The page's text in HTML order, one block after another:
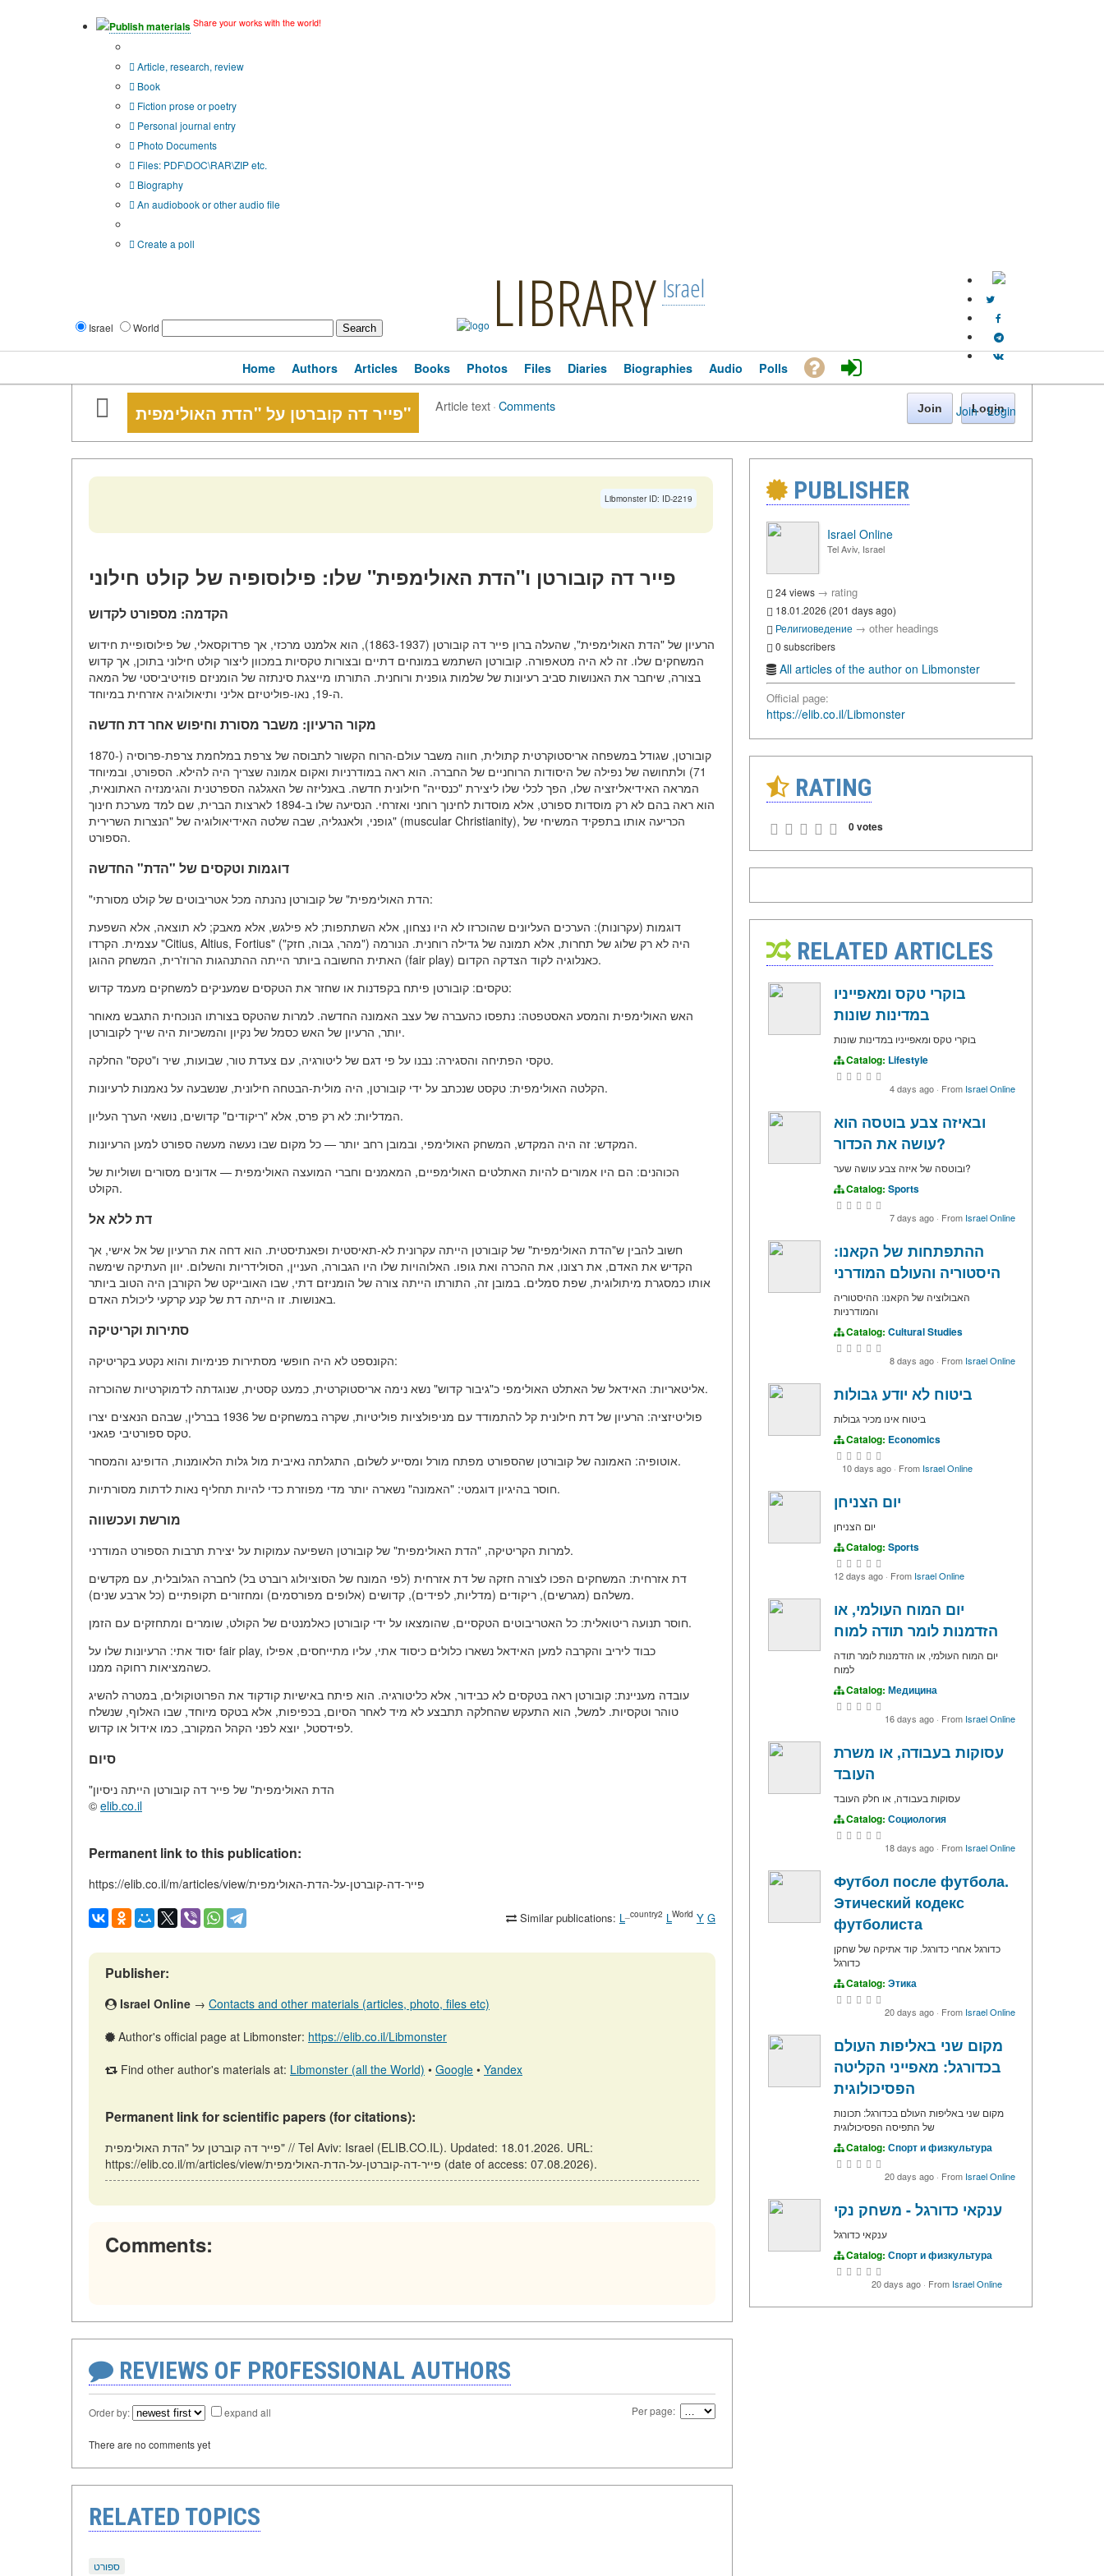
Publish materials Share your works with the world!
Article, research, review
Book
Fiction prose or poetry
Personal journal entry
Photo Documents
Files: PDF\DOC\RAR\ZIP etc.
Biography
An audiobook or other audio file
Create a poll
Israel World LIBRARY Israel
Join · Login
Home Authors Articles Books Photos Files Diaries Biographies Audio Polls
פייר דה קוברטן על "הדת האולימפית" Article text·Comments Join Login
Libmonster ID: ID-2219
פייר דה קובורטן ו"הדת האולימפית" שלו: פילוסופיה של קולט חילוני
הקדמה: מספורט לקדוש
הרעיון של "הדת האולימפית", שהעלה ברון פייר דה קובורטן (1863-1937), הוא אלמנט מרכזי, אך פרדוקסאלי, של פילוסופיית חידוש
המשחקים שלו. זה לא היה מטאפורה. קובורטן השתמש במונחים דתיים ובצורות טקסיות במכוון ליצור קולט חילוני בתוכן, אך קדוש
בצורה, שיחבר את האנושות סביב רעיונות של שלמות גופנית ורוחנית. התורתו מייצגת סינתזה של הומניזם פוזיטיביסטי של המאה
ה-19, נאו-פוליטיזם אליני ותיאולוגיה אזרחית במיוחד.
מקור הרעיון: משבר מסורת וחיפוש אחר דת חדשה
קובורטן, שגודל במשפחה אריסטוקרטית קתולית, חווה משבר עולם-הרוח הקשור לתבוסה של צרפת במלחמת צרפת-פרוסיה (1870-
71) ולתחושה של נפילה של היסודות הרוחניים של החברה. הוא ראה במודרניות ואקום אמונה שצריך היה להילא. הספורט, ובמיוחד
המראה האידיאליזציה שלו, הפך לכלי שלו ליצירת "כנסייה" חילונית חדשה. באנליזה של האגלגה הספרטנית והגימנזיה האתונאית,
הוא ראה בהם לא רק מוסדות ספורט, אלא מוסדות לחינוך רוחני ואזרחי. הנסיעה שלו ב-1894 לארצות הברית, שם למד מערכת חינוך
גופני, ולאנגליה, שבה שלטה האידיאולוגיה של "הנצרות השרירית" (muscular Christianity), הכריעה אותו בתפקיד המשיחי של
הספורט.
דוגמות וטקסים של "הדת" החדשה
"הדת האולימפית" של קובורטן נהנתה מכל אטריבוטים של קולט מסורתי:
דוגמות (עקרונות): הערכים העליונים שהוכרזו לא היו נצחון, אלא השתתפות; לא פילגש, אלא מאבק; לא תוצאה, אלא השפעת
עצמית. הקרדו "Citius, Altius, Fortius" ("מהר, גבוה, חזק") היה לא רק שלוג של תחרות, אלא תמונה של גדילה רוחנית. הנורמה
האתית החשובה ביותר הייתה ההתנהגות הרוז'רית, המשחק ההוגן (fair play) כאנלוגיה לקוד הצדקה הקדום.
טקסים: קובורטן פיתח בקפדנות או שחזר את הטקסים שמעניקים למשחקים מעמד קדוש:
האש האולימפית והמסע האסטפטה: נתפסו כהעברה של עצב האמונה החדשה. למרות שהטקס בצורתו הנוכחית התגבש מאוחר
יותר, הרעיון של האש כסמל של נקיון והמשכיות היה שייך לקובורטן.
טקסי הפתיחה והסגירה: נבנו על פי דגם של ליטורגיה, עם צעדת טור, שבועות, שיר ו"טקס" החלקה.
הקלטה האולימפית: טקסט שנכתב על ידי קובורטן, היה מולית-הבטחה חילונית, שנשבעה על נאמנות לרעיונות.
המדליות: לא רק פרס, אלא "ריקודים" קדושים, נושאי הערך העליון.
המקדש: זה היה המקדש, המשחק האולימפי, ובמובן רחב יותר — כל מקום שבו נעשה מעשה ספורט למען הרעיונות.
הכוהנים: הם היו אמורים להיות האתלטים האולימפיים, המאמנים וחברי המועצה האולימפית — אדונים מסורים ושוליות של
הקולט.
דת ללא אל
חשוב להבין ש"הדת האולימפית" של קובורטן הייתה עקרונית לא-תאיסטית ופאנתיסטית. הוא דחה את הרעיון של אל אישי, אך
הקדיש את האדם, את רצונו, את ההכרה ואת גופו. האלוהויות שלו היו הגבורה, העניין, הסולידריות והשלום. יוון העתיקה שימשה
אותו כמסגרת מיתולוגית, שפת סמלים. במובן זה, התורתו הייתה צורה של הומניזם דתי, שבו האובייקט של הקורבן היה הטוב ביותר
באנושות. זו הייתה דת של קנע קרקעי ליכולת האדם.
סתירות וקריטיקה
הקונספט לא היה חופשי מסתירות פנימיות והוא נקטע בקריטיקה:
אליטאריות: האידאל של האתלט האולימפי כ"גיבור קדוש" נשא נימה אריסטוקרטית, כמעט קסטית, שנוגדתה לדמוקרטיות שהוכרזה.
פוליטיזציה: הרעיון של דת חילונית קל להתמודד עם מניפולציות פוליטיות, שקרה במשחקים של 1936 בברלין, שבהם הנאצים יצרו
טקס ספורטיבי פגאני.
אוטופיה: האמונה של קובורטן שהספורט מפתח מורל ומסייע לשלום, התגלתה נאיבית מול גלות הלאומנות, הדופינג והמסחר.
חוסר בהיגיון דוגמטי: "האמונה" נשארה יותר מדי מפוזרת כדי להיות תחליף נאות לדתות מסורתיות.
מורשת ועכשווה
למרות הקריטיקה, "הדת האולימפית" של קובורטן השפיעה עמוקות על יצירת תרבות הספורט המודרני.
דת אזרחית: המשחקים הפכו לצורה חזקה של דת אזרחית (לפי המונח של הסוציולוג רוברט בל) לחברה הגלובלית, עם מקדשים
משלהם (מגרשים), ריקודים (מדליות, לפידים), קדושים (אלופים מפורסמים) ומחזורים תקופתיים (כל ארבע שנים).
חוסר תנועה ריטואלית: כל האטריבוטים הטקסיים, שהומצאו על ידי קובורטן כאלמנטים של הקולט, שומרים ומתחזקים עם הזמן.
יסוד אתי: הרעיונות שלו על fair play, כבוד ליריב והקרבה למען האידאל נשארו כלולים כיסוד אתי, עליו מתייחסים, אפילו
כשהמציאות רחוקה ממנו.
עובדה מעניינת: קובורטן ראה בטקסים לא כבידור, אלא כליטורגיה. הוא פיתח באישיות קודקוד את הפרוטוקולים, במטרה להשיג
טוהר וטקסיות. למשל, הוא התעקש שהחלקה תתבצע לא מיד לאחר הסיום, בכפיפות, אלא בטקס מיוחד, שבו האלוף, שנשלח
לפידסטל, יוצא לפני הקהל המקורב, כמו אידול או קדוש.
סיום
"הדת האולימפית" של פייר דה קובורטן הייתה ניסיון
© elib.co.il
Permanent link to this publication:
https://elib.co.il/m/articles/view/פייר-דה-קוברטן-על-הדת-האולימפית
Similar publications: L _country2 LWorld Y G
Publisher:
Israel Online → Contacts and other materials (articles, photo, files etc)
Author's official page at Libmonster: https://elib.co.il/Libmonster
Find other author's materials at: Libmonster (all the World) • Google • Yandex
Permanent link for scientific papers (for citations):
פייר דה קוברטן על "הדת האולימפית" // Tel Aviv: Israel (ELIB.CO.IL). Updated: 18.01.2026. URL:
https://elib.co.il/m/articles/view/פייר-דה-קוברטן-על-הדת-האולימפית (date of access: 07.08.2026).
Comments:
REVIEWS OF PROFESSIONAL AUTHORS
Order by: expand all Per page:
There are no comments yet
RELATED TOPICS
ספורט
PUBLISHER
Israel Online
Tel Aviv, Israel
24 views → rating
18.01.2026 (201 days ago)
Религиоведение → other headings
0 subscribers
All articles of the author on Libmonster
Official page:
https://elib.co.il/Libmonster
RATING
0 votes
RELATED ARTICLES
בוקרי טקס ומאפייניו
במדינות שונות
בוקרי טקס ומאפייניו במדינות שונות
Catalog: Lifestyle
4 days ago · From Israel Online
ובאיזה צבע בוטסה הוא
עושה את הכדור?
ובוטסה של איזה צבע עושה שער?
Catalog: Sports
7 days ago · From Israel Online
ההתפתחות של הקאנו:
היסטוריה והעולם המודרני
האבולוציה של הקאנו: ההיסטוריה
והמודרניות
Catalog: Cultural Studies
8 days ago · From Israel Online
ביטוח לא יודע גבולות
ביטוח אינו מכיר גבולות
Catalog: Economics
10 days ago · From Israel Online
יום הצניחן
יום הצניחן
Catalog: Sports
12 days ago · From Israel Online
יום המוח העולמי, או
הזדמנות לומר תודה למוח
יום המוח העולמי, או הזדמנות לומר תודה
למוח
Catalog: Медицина
16 days ago · From Israel Online
עסוקות בעבודה, או משרת
העובד
עסוקות בעבודה, או חלק העובד
Catalog: Социология
18 days ago · From Israel Online
Футбол после футбола.
Этический кодекс
футболиста
כדורגל אחרי כדורגל. קוד אתיקה של שחקן
כדורגל
Catalog: Этика
20 days ago · From Israel Online
מקום שני באליפות העולם
בכדורגל: מאפייני הקליטה
הפסיכולוגית
מקום שני באליפות העולם בכדורגל: תכונות
של התפיסה הפסיכולוגית
Catalog: Спорт и физкультура
20 days ago · From Israel Online
ענקאי כדורגל - משחק נקי
ענקאי כדורגל
Catalog: Спорт и физкультура
20 days ago · From Israel Online